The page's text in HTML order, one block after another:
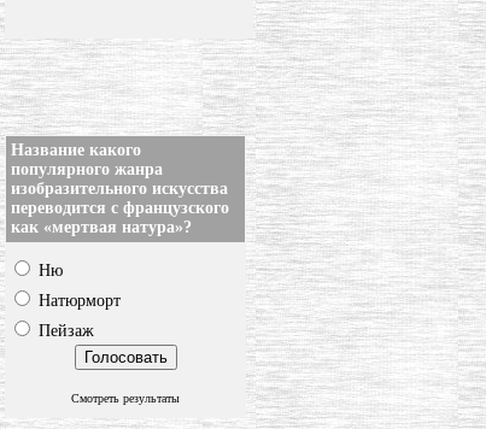
Название какого
популярного жанра
изобразительного искусства
переводится с французского
как «мертвая натура»?
Ню
Натюрморт
Пейзаж
Смотреть результаты